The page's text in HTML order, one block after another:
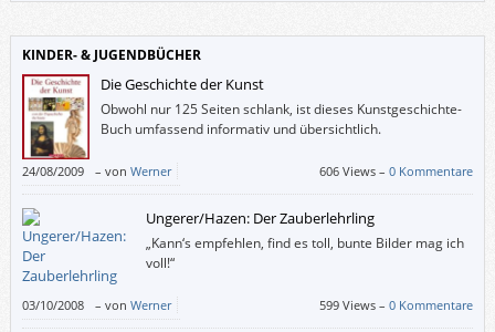
KINDER- & JUGENDBÜCHER
Die Geschichte der Kunst
Obwohl nur 125 Seiten schlank, ist dieses Kunstgeschichte-
Buch umfassend informativ und übersichtlich.
24/08/2009 – von Werner 606 Views –0 Kommentare
Ungerer/Hazen: Der Zauberlehrling
„Kann‘s empfehlen, find es toll, bunte Bilder mag ich
voll!“
03/10/2008 – von Werner 599 Views –0 Kommentare